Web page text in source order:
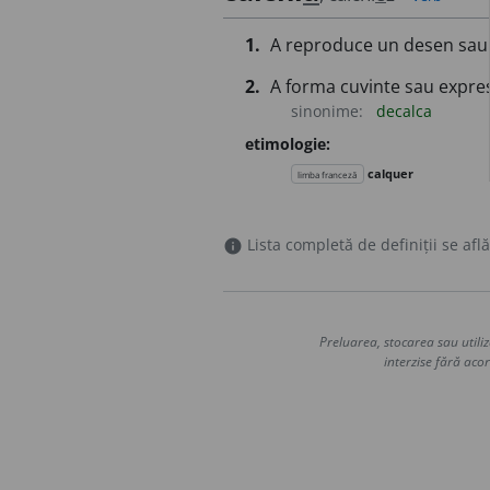
1. A reproduce un desen
2. A forma cuvinte sau
sinonime:
decalca
etimologie:
limba franceză calquer
info Lista completă de definiții se
Preluarea, stocarea sau
interzise fără